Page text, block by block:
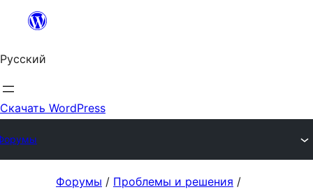
Перейти
содержимому
Русский
Скачать WordPress
Форумы / Проблемы и решения /